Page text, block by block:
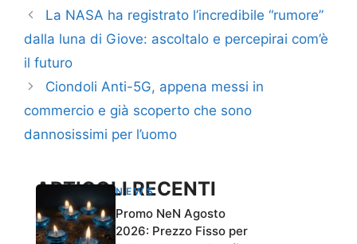
La NASA ha registrato l’incredibile “rumore”
dalla luna di Giove: ascoltalo e percepirai com’è
il futuro
Ciondoli Anti-5G, appena messi in
commercio e già scoperto che sono
dannosissimi per l’uomo
ARTICOLI RECENTI
NEWS
Promo NeN Agosto
2026: Prezzo Fisso per